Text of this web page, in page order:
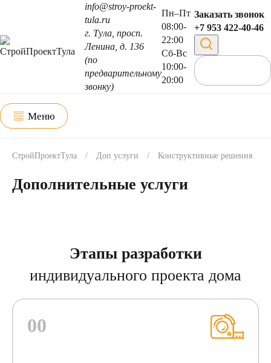
info@stroy-proekt-
tula.ru
г. Тула, просп.
Ленина, д. 136
(по
предварительному
звонку)
Пн–Пт
08:00-
22:00
Сб-Вс
10:00-
20:00
Заказать звонок
+7 953 422-40-46
Меню
СтройПроектТула / Доп услуги / Конструктивные решения
Дополнительные услуги
Этапы разработки
индивидуального проекта дома